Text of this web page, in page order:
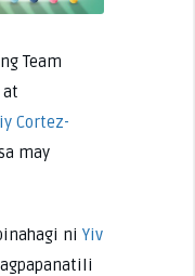
Team
at
Cortez-
may
ni Yiv